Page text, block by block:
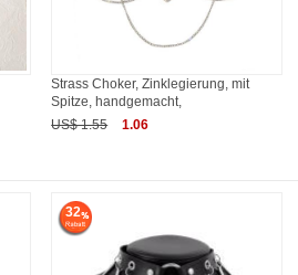
Strass Choker, Zinklegierung, mit
Spitze, handgemacht,
US$ 1.55
1.06
32